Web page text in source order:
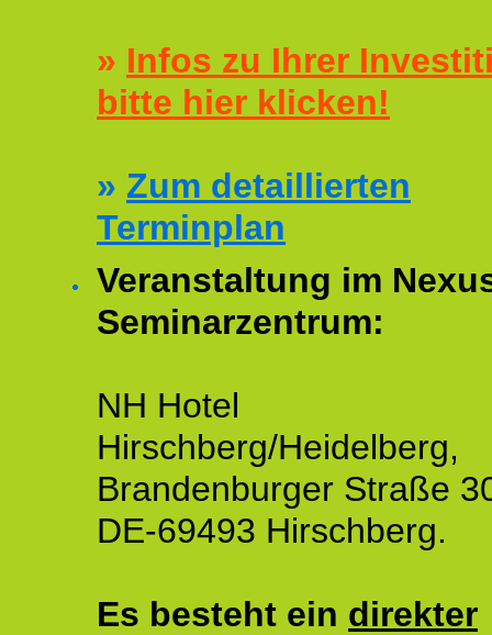
» Infos zu Ihrer
bitte hier klicken!
» Zum detaillierten
Terminplan
Veranstaltung im
Seminarzentrum:
NH Hotel
Hirschberg/Heidelberg,
Brandenburger Straße
DE-69493 Hirschberg.
Es besteht ein direkter